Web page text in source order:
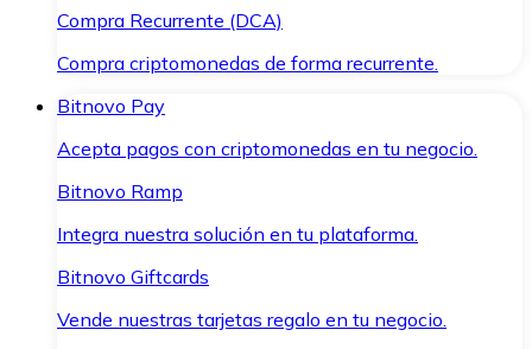
Compra Recurrente (DCA)
Compra criptomonedas de forma recurrente.
Bitnovo Pay
Acepta pagos con criptomonedas en tu negocio.
Bitnovo Ramp
Integra nuestra solución en tu plataforma.
Bitnovo Giftcards
Vende nuestras tarjetas regalo en tu negocio.